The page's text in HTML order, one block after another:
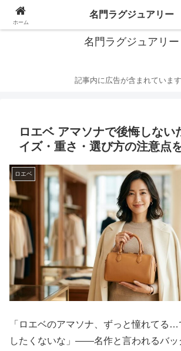
華麗なるハイブランドの世界
名門ラグジュアリー
記事内に広告が含まれています
ロエベ アマソナで後悔しない
イズ・重さ・選び方の注意点
ロエベ
「ロエベのアマソナ、ずっと憧れてる
したくないな」——名作と言われるバッ
ホーム
名門ラグジュアリー